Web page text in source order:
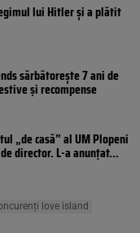
lui Hitler și a plătit
sărbătorește 7 ani de
și recompense
„de casă” al UM Plopeni
director. L-a anunțat...
love island